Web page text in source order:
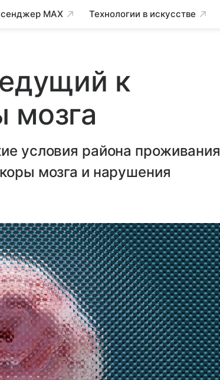
MAX Технологии в искусстве
к
мозга
условия района проживания
мозга и нарушения